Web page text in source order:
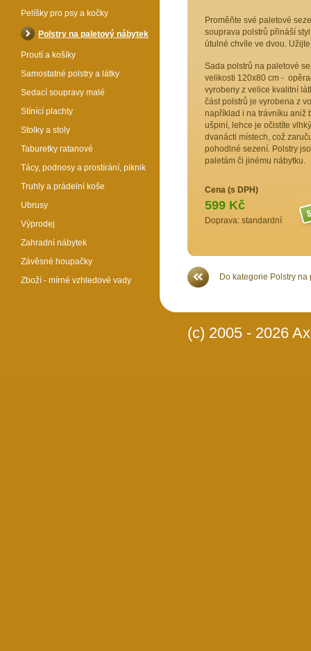
Proměňte své paletové
souprava polstrů přináší
útulné chvíle ve dvou.
Sada polstrů na paletové
velikosti 120x80 cm -
vyrobeny z velice kvalitní
část polstrů je vyrobena z
například i na trávníku aniž
ušpiní, lehce je očistíte
dvanácti místech, což
pohodlné sezení. Polstry
paletám či jinému nábytku.
Cena (s DPH)
599 Kč
Doprava: standardní
Do kategorie Polstry na
(c) 2005 - 2026
Pelíšky pro psy a kočky
Polstry na paletový nábytek
Proutí a košíky
Samostatné polstry a látky
Sedací soupravy malé
Stínící plachty
Stolky a stoly
Taburetky ratanové
Tácy, podnosy a prostírání, piknik
Truhly a prádelní koše
Ubrusy
Výprodej
Zahradní nábytek
Závěsné houpačky
Zboží - mírné vzhledové vady